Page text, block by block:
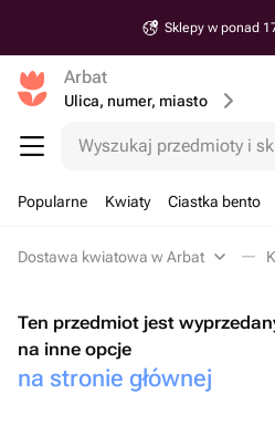
Sklepy w ponad
Arbat
Ulica, numer, miasto
Wyszukaj przedmioty i
Popularne Kwiaty Ciastka bento
Dostawa kwiatowa w Arbat
Ten przedmiot jest
na inne opcje
na stronie głównej